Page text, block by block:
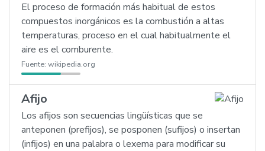
El proceso de formación más habitual de estos
compuestos inorgánicos es la combustión a altas
temperaturas, proceso en el cual habitualmente el
aire es el comburente.
Fuente: wikipedia.org
Afijo
Los afijos son secuencias lingüísticas que se
anteponen (prefijos), se posponen (sufijos) o insertan
(infijos) en una palabra o lexema para modificar su